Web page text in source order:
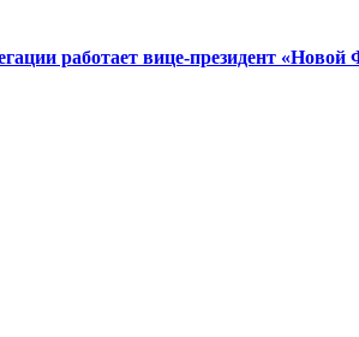
работает вице-президент